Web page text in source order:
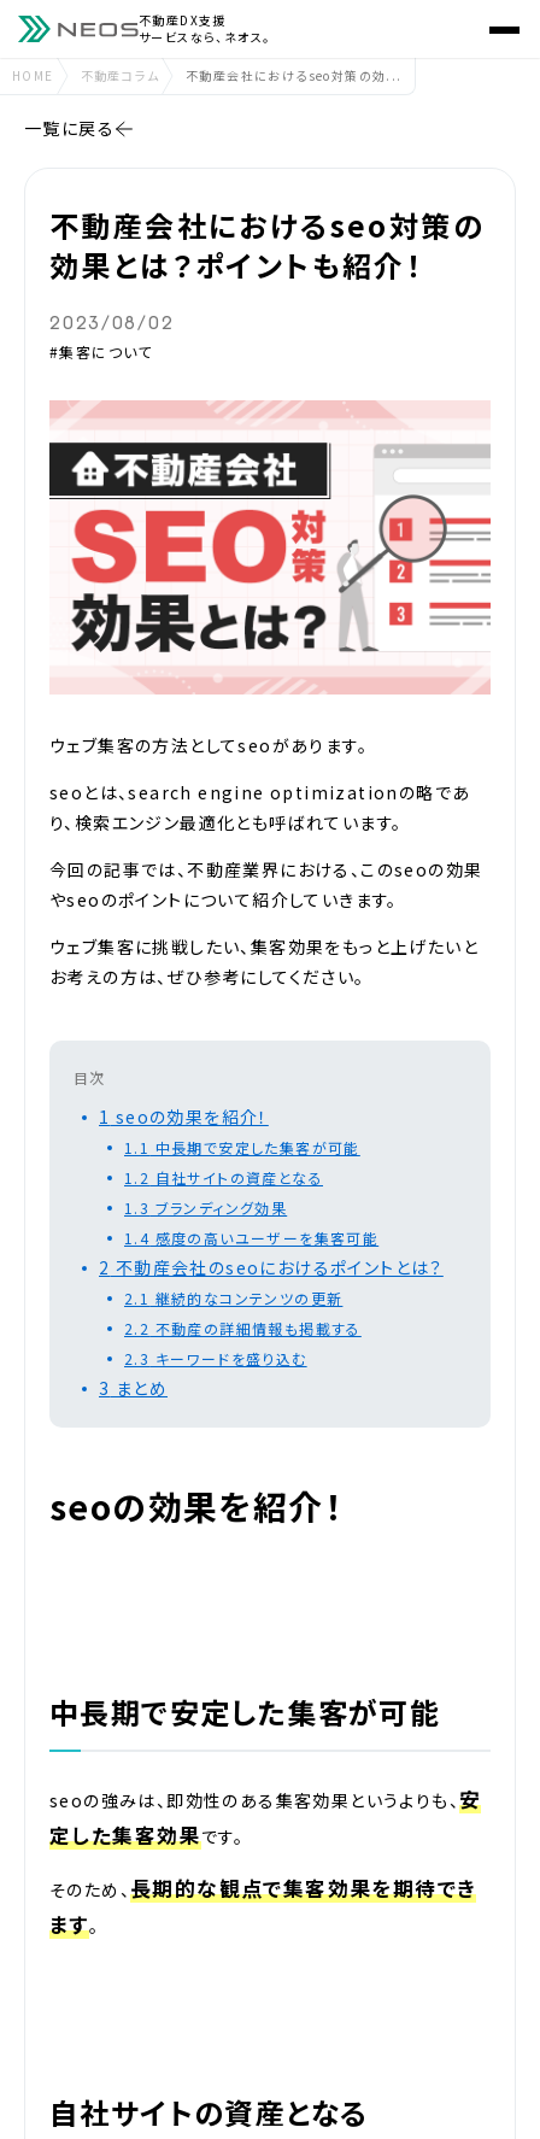
不動産DX支援
サービスなら、ネオス。
HOME 不動産コラム 不動産会社におけるseo対策の効...
一覧に戻る
不動産会社におけるseo対策の
効果とは？ポイントも紹介！
2023/08/02
#集客について
ウェブ集客の方法としてseoがあります。
seoとは、search engine optimizationの略であ
り、検索エンジン最適化とも呼ばれています。
今回の記事では、不動産業界における、このseoの効果
やseoのポイントについて紹介していきます。
ウェブ集客に挑戦したい、集客効果をもっと上げたいと
お考えの方は、ぜひ参考にしてください。
目次
1 seoの効果を紹介！
1.1 中長期で安定した集客が可能
1.2 自社サイトの資産となる
1.3 ブランディング効果
1.4 感度の高いユーザーを集客可能
2 不動産会社のseoにおけるポイントとは？
2.1 継続的なコンテンツの更新
2.2 不動産の詳細情報も掲載する
2.3 キーワードを盛り込む
3 まとめ
seoの効果を紹介！
中長期で安定した集客が可能
seoの強みは、即効性のある集客効果というよりも、 安
定した集客効果です。
そのため、 長期的な観点で集客効果を期待でき
ます。
自社サイトの資産となる